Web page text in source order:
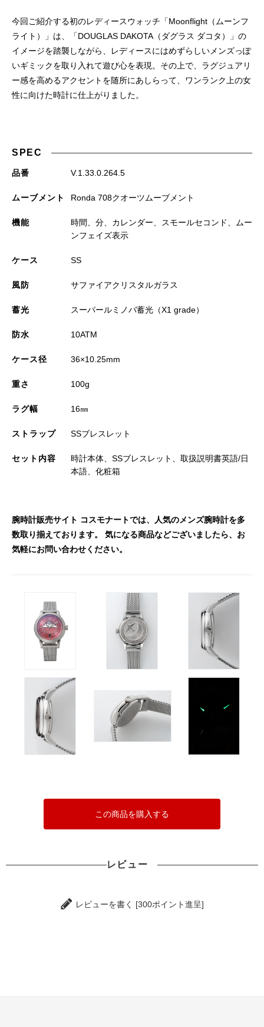
今回ご紹介する初のレディースウォッチ「Moonflight（ムーンフ
ライト）」は、「DOUGLAS DAKOTA（ダグラス ダコタ）」の
イメージを踏襲しながら、レディースにはめずらしいメンズっぽ
いギミックを取り入れて遊び心を表現。その上で、ラグジュアリ
ー感を高めるアクセントを随所にあしらって、ワンランク上の女
性に向けた時計に仕上がりました。
SPEC
品番 V.1.33.0.264.5
ムーブメント Ronda 708クオーツムーブメント
機能
時間、分、カレンダー、スモールセコンド、ムー
ンフェイズ表示
ケース SS
風防 サファイアクリスタルガラス
蓄光 スーパールミノバ蓄光（X1 grade）
防水 10ATM
ケース径 36×10.25mm
重さ 100g
ラグ幅 16㎜
ストラップ SSブレスレット
セット内容
時計本体、SSブレスレット、取扱説明書英語/日
本語、化粧箱
腕時計販売サイト コスモナートでは、人気のメンズ腕時計を多
数取り揃えております。 気になる商品などございましたら、お
気軽にお問い合わせください。
この商品を購入する
レビュー
レビューを書く [300ポイント進呈]